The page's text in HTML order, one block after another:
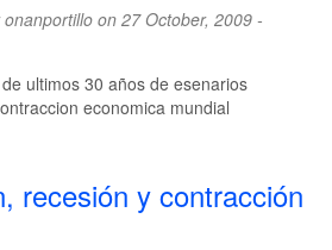
onanportillo on 27 October, 2009 -
ultimos 30 años de esenarios
economica mundial
recesión y contracción